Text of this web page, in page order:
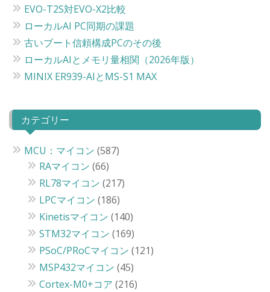
EVO-T2S対EVO-X2比較
ローカルAI PC同期の課題
古いブート信頼構成PCのその後
ローカルAIとメモリ量相関（2026年版）
MINIX ER939-AIとMS-S1 MAX
カテゴリー
MCU：マイコン (587)
RAマイコン (66)
RL78マイコン (217)
LPCマイコン (186)
Kinetisマイコン (140)
STM32マイコン (169)
PSoC/PRoCマイコン (121)
MSP432マイコン (45)
Cortex-M0+コア (216)